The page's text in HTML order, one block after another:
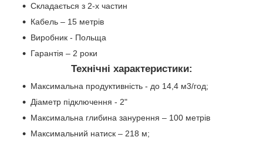
Складається з 2-х частин
Кабель – 15 метрів
Виробник - Польща
Гарантія – 2 роки
Технічні характеристики:
Максимальна продуктивність - до 14,4 м3/год;
Діаметр підключення - 2"
Максимальна глибина занурення – 100 метрів
Максимальний натиск – 218 м;